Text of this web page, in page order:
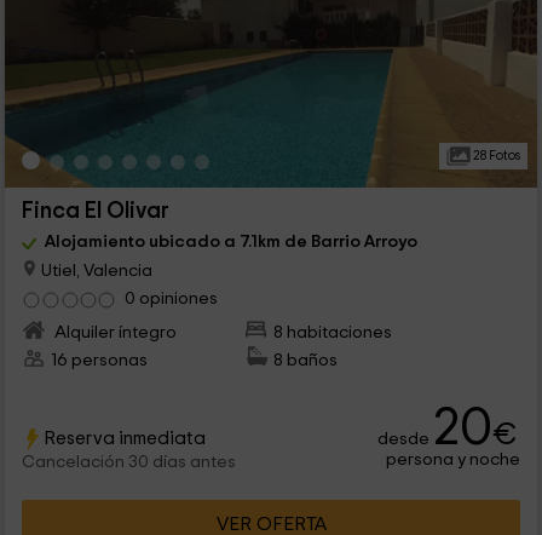
28 Fotos
Finca El Olivar
Alojamiento ubicado a 7.1km de Barrio Arroyo
Utiel, Valencia
0 opiniones
Alquiler íntegro
8 habitaciones
16 personas
8 baños
Reserva inmediata
Cancelación 30 días antes
desde 20€
persona y noche
VER OFERTA